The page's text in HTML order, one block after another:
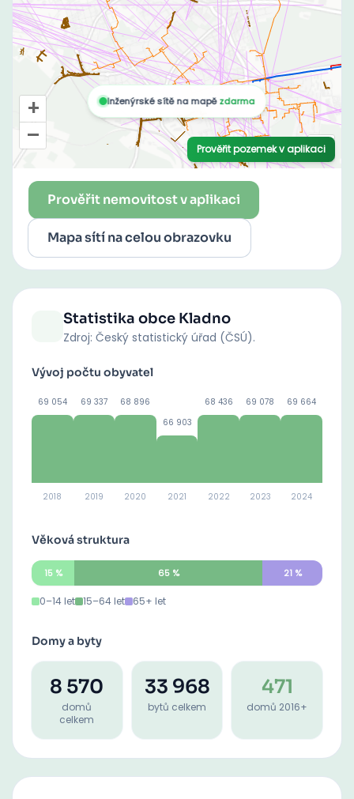
Prověřit nemovitost v aplikaci
Mapa sítí na celou obrazovku
Statistika obce Kladno
Zdroj: Český statistický úřad (ČSÚ).
Vývoj počtu obyvatel
69 054
2018
69 337
2019
68 896
2020
66 903
2021
68 436
2022
69 078
2023
69 664
2024
Věková struktura
15% 65% 21%
0–14 let 15–64 let 65+ let
Domy a byty
8 570
domů
celkem
33 968
bytů celkem
471
domů 2016+